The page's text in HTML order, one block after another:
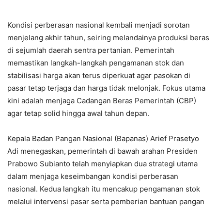
Kondisi perberasan nasional kembali menjadi sorotan
menjelang akhir tahun, seiring melandainya produksi beras
di sejumlah daerah sentra pertanian. Pemerintah
memastikan langkah-langkah pengamanan stok dan
stabilisasi harga akan terus diperkuat agar pasokan di
pasar tetap terjaga dan harga tidak melonjak. Fokus utama
kini adalah menjaga Cadangan Beras Pemerintah (CBP)
agar tetap solid hingga awal tahun depan.
Kepala Badan Pangan Nasional (Bapanas) Arief Prasetyo
Adi menegaskan, pemerintah di bawah arahan Presiden
Prabowo Subianto telah menyiapkan dua strategi utama
dalam menjaga keseimbangan kondisi perberasan
nasional. Kedua langkah itu mencakup pengamanan stok
melalui intervensi pasar serta pemberian bantuan pangan